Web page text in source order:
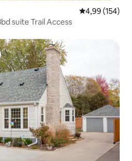
Gemiddelde
4,99 (154)
suite Trail Access